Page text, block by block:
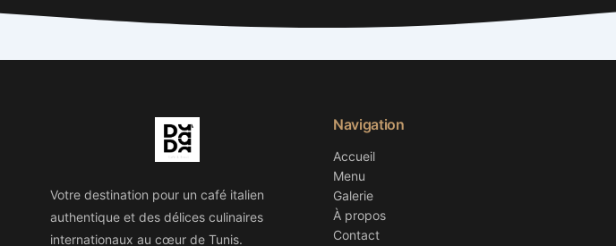
Votre destination pour un café italien
authentique et des délices culinaires
internationaux au cœur de Tunis.
Navigation
Accueil
Menu
Galerie
À propos
Contact